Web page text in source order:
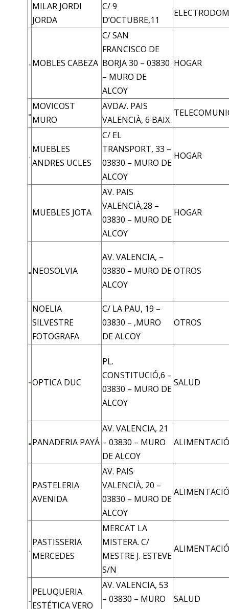
MILAR JORDI
JORDA
C/ 9
D’OCTUBRE,11
MOBLES CABEZA
C/ SAN
FRANCISCO DE
BORJA 30 – 03830
– MURO DE
ALCOY
HOGAR
MOVICOST
MURO
AVDA/. PAIS
VALENCIÀ, 6 BAIX
MUEBLES
ANDRES UCLES
C/ EL
TRANSPORT, 33 –
03830 – MURO DE
ALCOY
HOGAR
MUEBLES JOTA
AV. PAIS
VALENCIÀ,28 –
03830 – MURO DE
ALCOY
HOGAR
NEOSOLVIA
AV. VALENCIA, –
03830 – MURO DE
ALCOY
OTROS
NOELIA
SILVESTRE
FOTOGRAFA
C/ LA PAU, 19 –
03830 – ,MURO
DE ALCOY
OTROS
OPTICA DUC
PL.
CONSTITUCIÓ,6 –
03830 – MURO DE
ALCOY
SALUD
PANADERIA PAYÁ
AV. VALENCIA, 21
– 03830 – MURO
DE ALCOY
PASTELERIA
AVENIDA
AV. PAIS
VALENCIÀ, 20 –
03830 – MURO DE
ALCOY
PASTISSERIA
MERCEDES
MERCAT LA
MISTERA. C/
MESTRE J. ESTEVE
S/N
PELUQUERIA
ESTÉTICA VERO
AV. VALENCIA, 53
– 03830 – MURO
SALUD